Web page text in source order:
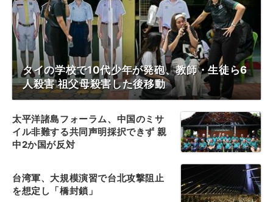
タイの学校で10代少年が発砲、教師・生徒ら6
人殺害 祖父母殺害した後移動
太平洋諸島フォーラム、中国のミサ
イル非難する共同声明採択できず 親
中2か国が反対
台湾軍、大規模演習で台北攻撃阻止
を想定し「橋封鎖」